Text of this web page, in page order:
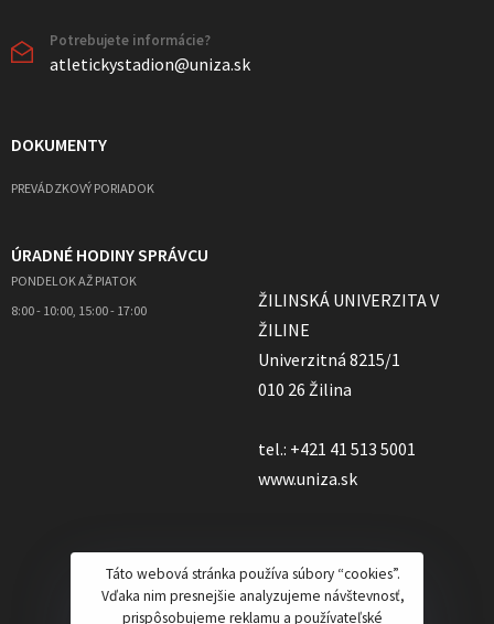
Potrebujete informácie?
atletickystadion@uniza.sk
DOKUMENTY
PREVÁDZKOVÝ PORIADOK
ÚRADNÉ HODINY SPRÁVCU
PONDELOK AŽ PIATOK
8:00 - 10:00, 15:00 - 17:00
ŽILINSKÁ UNIVERZITA V
ŽILINE
Univerzitná 8215/1
010 26 Žilina
tel.: +421 41 513 5001
www.uniza.sk
Táto webová stránka používa súbory “cookies”.
Vďaka nim presnejšie analyzujeme návštevnosť,
prispôsobujeme reklamu a používateľské